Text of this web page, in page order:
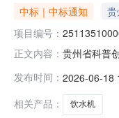
中标｜中标通知
项目编号：
正文内容： 贵州省科普
区划编码
发布时间： 2026-06-18
相关产品：
饮水机